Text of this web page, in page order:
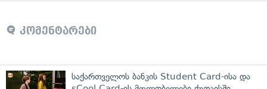
კომენტარები
საქართველოს ბანკის Student Card-ისა და